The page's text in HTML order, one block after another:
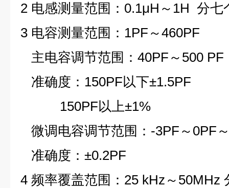
2 电感测量范围：0.1μH～1H 分七
3 电容测量范围：1PF～460PF
主电容调节范围：40PF～500 PF
准确度：150PF以下±1.5PF
150PF以上±1%
微调电容调节范围：-3PF～0PF
准确度：±0.2PF
4 频率覆盖范围：25 kHz～50MHz